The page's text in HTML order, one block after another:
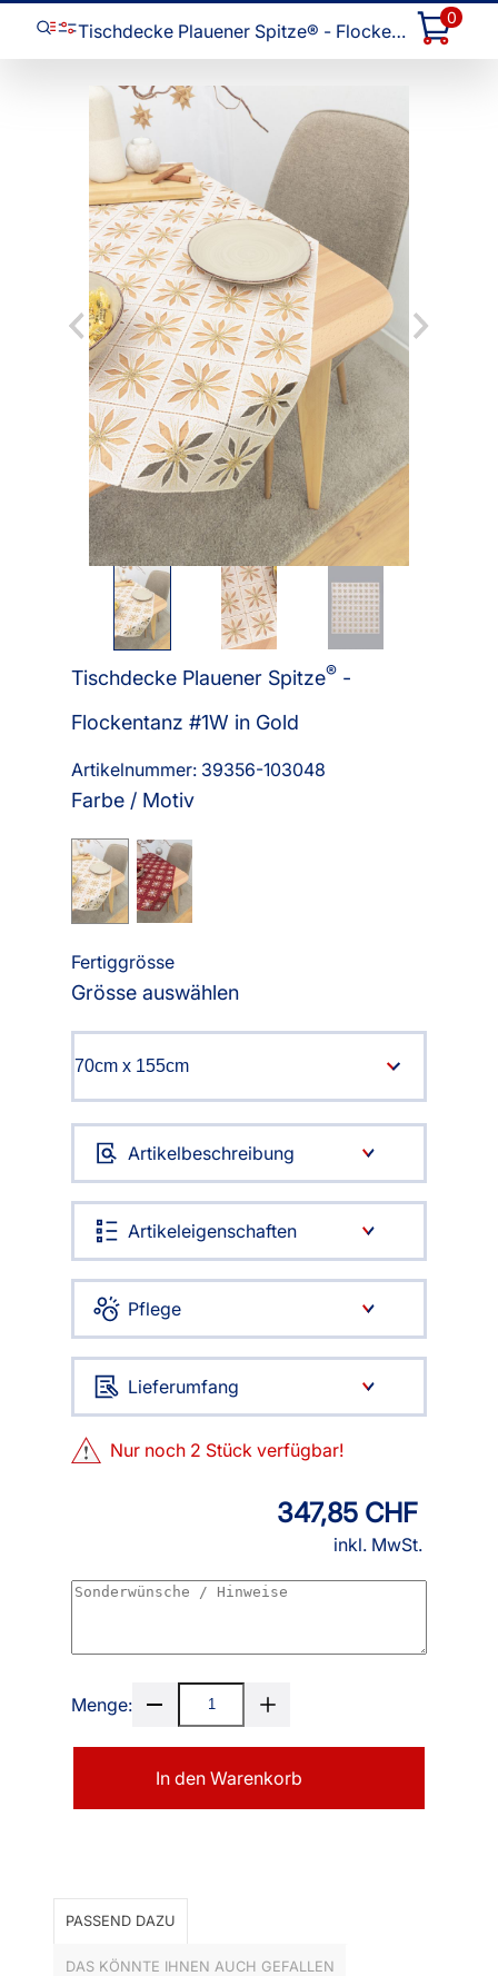
Tischdecke Plauener Spitze® - Flockentanz #1W
0
Tischdecke Plauener Spitze® -
Flockentanz #1W in Gold
Artikelnummer: 39356-103048
Farbe / Motiv
Fertiggrösse
Grösse auswählen
Artikelbeschreibung
Artikeleigenschaften
Pflege
Lieferumfang
Nur noch 2 Stück verfügbar!
347,85 CHF
inkl. MwSt.
Menge:
In den Warenkorb
PASSEND DAZU
DAS KÖNNTE IHNEN AUCH GEFALLEN